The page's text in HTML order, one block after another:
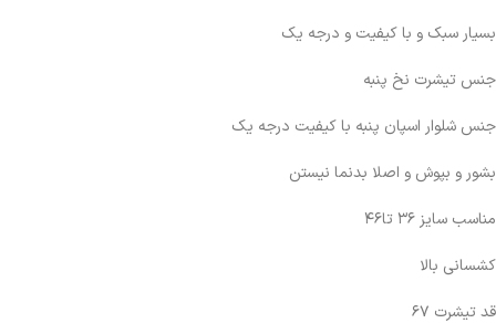
بسیار سبک و با کیفیت و درجه یک
جنس تیشرت نخ پنبه
جنس شلوار اسپان پنبه با کیفیت درجه یک
بشور و بپوش و اصلا بدنما نیستن
مناسب سایز ۳۶ تا۴۶
کشسانی بالا
قد تیشرت ۶۷